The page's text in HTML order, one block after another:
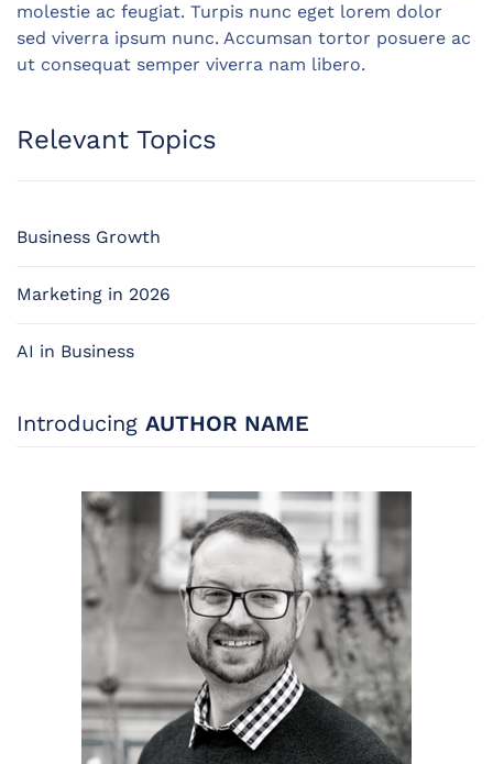
molestie ac feugiat. Turpis nunc eget lorem dolor
sed viverra ipsum nunc. Accumsan tortor posuere ac
ut consequat semper viverra nam libero.
Relevant Topics
Business Growth
Marketing in 2026
AI in Business
Introducing AUTHOR NAME